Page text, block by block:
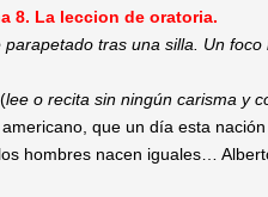
8. La leccion de oratoria.
parapetado tras una silla. Un
(lee o recita sin ningún carisma y
que un día esta
hombres nacen iguales…